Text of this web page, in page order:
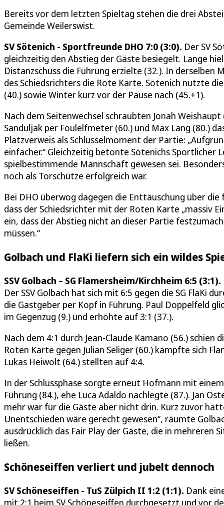
Bereits vor dem letzten Spieltag stehen die drei
Gemeinde Weilerswist.
SV Sötenich - Sportfreunde DHO 7:0 (3:0). Der SV
gleichzeitig den Abstieg der Gäste besiegelt. Lange
Distanzschuss die Führung erzielte (32.). In derselben
des Schiedsrichters die Rote Karte. Sötenich nutzte
(40.) sowie Winter kurz vor der Pause nach (45.+1).
Nach dem Seitenwechsel schraubten Jonah
Sanduljak per Foulelfmeter (60.) und Max Lang (80.)
Platzverweis als Schlüsselmoment der Partie:
einfacher.“ Gleichzeitig betonte Sötenichs Sportlicher
spielbestimmende Mannschaft gewesen sei.
noch als Torschütze erfolgreich war.
Bei DHO überwog dagegen die Enttäuschung über
dass der Schiedsrichter mit der Roten Karte „massiv
ein, dass der Abstieg nicht an dieser Partie
müssen.“
Golbach und FlaKi liefern sich ein wildes
SSV Golbach – SG Flamersheim/Kirchheim 6:5 (3:1).
Der SSV Golbach hat sich mit 6:5 gegen die SG FlaKi
die Gastgeber per Kopf in Führung. Paul Doppelfeld
im Gegenzug (9.) und erhöhte auf 3:1 (37.).
Nach dem 4:1 durch Jean-Claude Kamano (56.)
Roten Karte gegen Julian Seliger (60.) kämpfte sich
Lukas Heiwolt (64.) stellten auf 4:4.
In der Schlussphase sorgte erneut Hofmann mit
Führung (84.), ehe Luca Adaldo nachlegte (87.). Jan
mehr war für die Gäste aber nicht drin. Kurz zuvor
Unentschieden wäre gerecht gewesen“, räumte
ausdrücklich das Fair Play der Gäste, die in
ließen.
Schöneseiffen verliert und jubelt dennoch
SV Schöneseiffen - TuS Zülpich II 1:2 (1:1). Dank